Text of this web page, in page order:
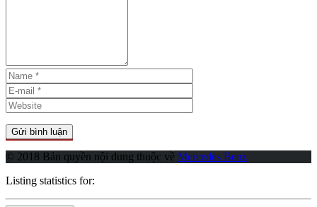
© 2018 Bản quyền nội dung thuộc về Mercedes Benz
Listing statistics for: